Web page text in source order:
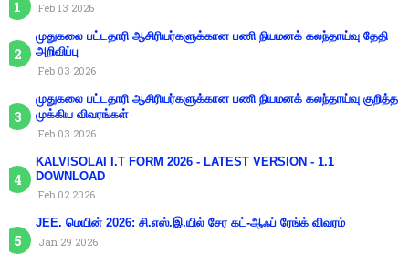
Feb 13 2026
முதுகலை பட்டதாரி ஆசிரியர்களுக்கான பணி நியமனக் கலந்தாய்வு தேதி
அறிவிப்பு
Feb 03 2026
முதுகலை பட்டதாரி ஆசிரியர்களுக்கான பணி நியமனக் கலந்தாய்வு குறித்த
முக்கிய விவரங்கள்
Feb 03 2026
KALVISOLAI I.T FORM 2026 - LATEST VERSION - 1.1
DOWNLOAD
Feb 02 2026
JEE. மெயின் 2026: சி.எஸ்.இ.யில் சேர கட்-ஆஃப் ரேங்க் விவரம்
Jan 29 2026